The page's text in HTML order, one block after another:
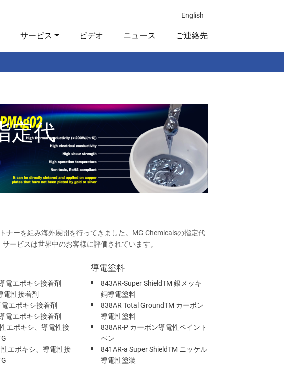
English
サービス ビデオ ニュース ご連絡先
定代
ーを組み海外展開を行ってきました。MG Chemicalsの指定代
ービスは世界中のお客様に評価されています。
電エポキシ接着剤
電性接着剤
エポキシ接着剤
電エポキシ接着剤
エポキシ、導電性接
エポキシ、導電性接
導電塗料
843AR-Super ShieldTM 銀メッキ
銅導電塗料
838AR Total GroundTM カーボン
導電性塗料
838AR-P カーボン導電性ペイント
ペン
841AR-a Super ShieldTM ニッケル
導電性塗装